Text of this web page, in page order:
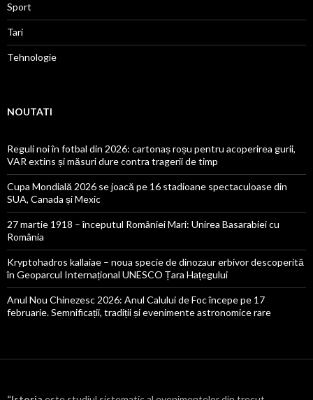
Sport
Tari
Tehnologie
NOUTATI
Reguli noi în fotbal din 2026: cartonaș roșu pentru acoperirea gurii,
VAR extins și măsuri dure contra tragerii de timp
Cupa Mondială 2026 se joacă pe 16 stadioane spectaculoase din
SUA, Canada și Mexic
27 martie 1918 – începutul României Mari: Unirea Basarabiei cu
România
Kryptohadros kallaiae – noua specie de dinozaur erbivor descoperită
în Geoparcul Internațional UNESCO Țara Hațegului
Anul Nou Chinezesc 2026: Anul Calului de Foc începe pe 17
februarie. Semnificații, tradiții și evenimente astronomice rare